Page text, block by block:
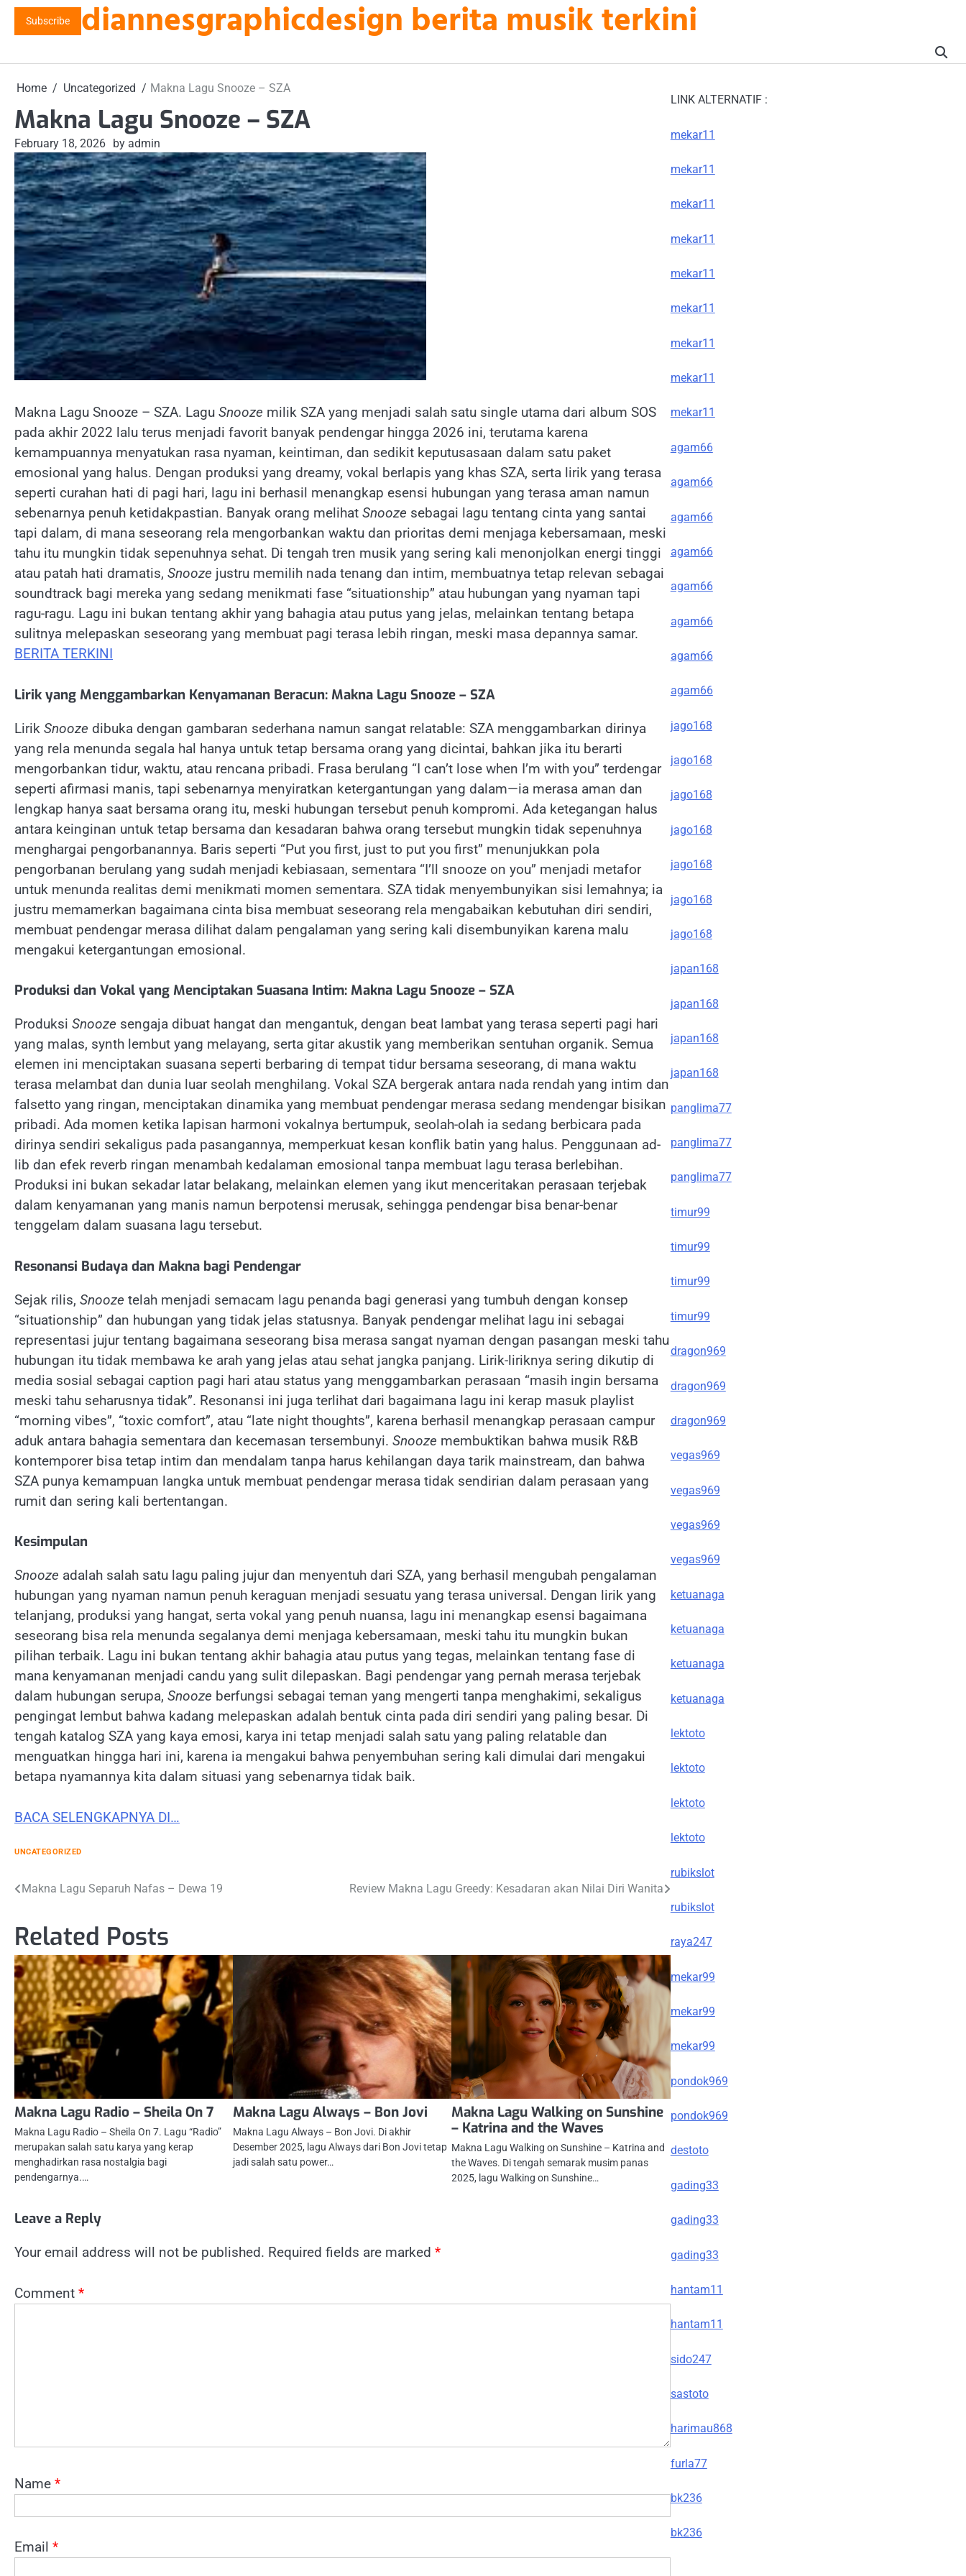
Skip
Subscribe diannesgraphicdesign berita musik terkini
Home Uncategorized Makna Lagu Snooze – SZA
Makna Lagu Snooze – SZA
February 18, 2026 by admin
Makna Lagu Snooze – SZA. Lagu Snooze milik SZA yang menjadi salah satu single utama dari album SOS
pada akhir 2022 lalu terus menjadi favorit banyak pendengar hingga 2026 ini, terutama karena
kemampuannya menyatukan rasa nyaman, keintiman, dan sedikit keputusasaan dalam satu paket
emosional yang halus. Dengan produksi yang dreamy, vokal berlapis yang khas SZA, serta lirik yang terasa
seperti curahan hati di pagi hari, lagu ini berhasil menangkap esensi hubungan yang terasa aman namun
sebenarnya penuh ketidakpastian. Banyak orang melihat Snooze sebagai lagu tentang cinta yang santai
tapi dalam, di mana seseorang rela mengorbankan waktu dan prioritas demi menjaga kebersamaan, meski
tahu itu mungkin tidak sepenuhnya sehat. Di tengah tren musik yang sering kali menonjolkan energi tinggi
atau patah hati dramatis, Snooze justru memilih nada tenang dan intim, membuatnya tetap relevan sebagai
soundtrack bagi mereka yang sedang menikmati fase “situationship” atau hubungan yang nyaman tapi
ragu-ragu. Lagu ini bukan tentang akhir yang bahagia atau putus yang jelas, melainkan tentang betapa
sulitnya melepaskan seseorang yang membuat pagi terasa lebih ringan, meski masa depannya samar.
BERITA TERKINI
Lirik yang Menggambarkan Kenyamanan Beracun: Makna Lagu Snooze – SZA
Lirik Snooze dibuka dengan gambaran sederhana namun sangat relatable: SZA menggambarkan dirinya
yang rela menunda segala hal hanya untuk tetap bersama orang yang dicintai, bahkan jika itu berarti
mengorbankan tidur, waktu, atau rencana pribadi. Frasa berulang “I can’t lose when I’m with you” terdengar
seperti afirmasi manis, tapi sebenarnya menyiratkan ketergantungan yang dalam—ia merasa aman dan
lengkap hanya saat bersama orang itu, meski hubungan tersebut penuh kompromi. Ada ketegangan halus
antara keinginan untuk tetap bersama dan kesadaran bahwa orang tersebut mungkin tidak sepenuhnya
menghargai pengorbanannya. Baris seperti “Put you first, just to put you first” menunjukkan pola
pengorbanan berulang yang sudah menjadi kebiasaan, sementara “I’ll snooze on you” menjadi metafor
untuk menunda realitas demi menikmati momen sementara. SZA tidak menyembunyikan sisi lemahnya; ia
justru memamerkan bagaimana cinta bisa membuat seseorang rela mengabaikan kebutuhan diri sendiri,
membuat pendengar merasa dilihat dalam pengalaman yang sering kali disembunyikan karena malu
mengakui ketergantungan emosional.
Produksi dan Vokal yang Menciptakan Suasana Intim: Makna Lagu Snooze – SZA
Produksi Snooze sengaja dibuat hangat dan mengantuk, dengan beat lambat yang terasa seperti pagi hari
yang malas, synth lembut yang melayang, serta gitar akustik yang memberikan sentuhan organik. Semua
elemen ini menciptakan suasana seperti berbaring di tempat tidur bersama seseorang, di mana waktu
terasa melambat dan dunia luar seolah menghilang. Vokal SZA bergerak antara nada rendah yang intim dan
falsetto yang ringan, menciptakan dinamika yang membuat pendengar merasa sedang mendengar bisikan
pribadi. Ada momen ketika lapisan harmoni vokalnya bertumpuk, seolah-olah ia sedang berbicara pada
dirinya sendiri sekaligus pada pasangannya, memperkuat kesan konflik batin yang halus. Penggunaan ad-
lib dan efek reverb ringan menambah kedalaman emosional tanpa membuat lagu terasa berlebihan.
Produksi ini bukan sekadar latar belakang, melainkan elemen yang ikut menceritakan perasaan terjebak
dalam kenyamanan yang manis namun berpotensi merusak, sehingga pendengar bisa benar-benar
tenggelam dalam suasana lagu tersebut.
Resonansi Budaya dan Makna bagi Pendengar
Sejak rilis, Snooze telah menjadi semacam lagu penanda bagi generasi yang tumbuh dengan konsep
“situationship” dan hubungan yang tidak jelas statusnya. Banyak pendengar melihat lagu ini sebagai
representasi jujur tentang bagaimana seseorang bisa merasa sangat nyaman dengan pasangan meski tahu
hubungan itu tidak membawa ke arah yang jelas atau sehat jangka panjang. Lirik-liriknya sering dikutip di
media sosial sebagai caption pagi hari atau status yang menggambarkan perasaan “masih ingin bersama
meski tahu seharusnya tidak”. Resonansi ini juga terlihat dari bagaimana lagu ini kerap masuk playlist
“morning vibes”, “toxic comfort”, atau “late night thoughts”, karena berhasil menangkap perasaan campur
aduk antara bahagia sementara dan kecemasan tersembunyi. Snooze membuktikan bahwa musik R&B
kontemporer bisa tetap intim dan mendalam tanpa harus kehilangan daya tarik mainstream, dan bahwa
SZA punya kemampuan langka untuk membuat pendengar merasa tidak sendirian dalam perasaan yang
rumit dan sering kali bertentangan.
Kesimpulan
Snooze adalah salah satu lagu paling jujur dan menyentuh dari SZA, yang berhasil mengubah pengalaman
hubungan yang nyaman namun penuh keraguan menjadi sesuatu yang terasa universal. Dengan lirik yang
telanjang, produksi yang hangat, serta vokal yang penuh nuansa, lagu ini menangkap esensi bagaimana
seseorang bisa rela menunda segalanya demi menjaga kebersamaan, meski tahu itu mungkin bukan
pilihan terbaik. Lagu ini bukan tentang akhir bahagia atau putus yang tegas, melainkan tentang fase di
mana kenyamanan menjadi candu yang sulit dilepaskan. Bagi pendengar yang pernah merasa terjebak
dalam hubungan serupa, Snooze berfungsi sebagai teman yang mengerti tanpa menghakimi, sekaligus
pengingat lembut bahwa kadang melepaskan adalah bentuk cinta pada diri sendiri yang paling besar. Di
tengah katalog SZA yang kaya emosi, karya ini tetap menjadi salah satu yang paling relatable dan
menguatkan hingga hari ini, karena ia mengakui bahwa penyembuhan sering kali dimulai dari mengakui
betapa nyamannya kita dalam situasi yang sebenarnya tidak baik.
BACA SELENGKAPNYA DI…
UNCATEGORIZED
Post
Makna Lagu Separuh Nafas – Dewa 19 Review Makna Lagu Greedy: Kesadaran akan Nilai Diri Wanita
Related Posts
Makna Lagu Radio – Sheila On 7
Makna Lagu Radio – Sheila On 7. Lagu “Radio”
merupakan salah satu karya yang kerap
menghadirkan rasa nostalgia bagi
pendengarnya.…
Makna Lagu Always – Bon Jovi
Makna Lagu Always – Bon Jovi. Di akhir
Desember 2025, lagu Always dari Bon Jovi tetap
jadi salah satu power…
Makna Lagu Walking on Sunshine
– Katrina and the Waves
Makna Lagu Walking on Sunshine – Katrina and
the Waves. Di tengah semarak musim panas
2025, lagu Walking on Sunshine…
Leave a Reply
Your email address will not be published. Required fields are marked *
Comment *
Name *
Email *
LINK ALTERNATIF :
mekar11
mekar11
mekar11
mekar11
mekar11
mekar11
mekar11
mekar11
mekar11
agam66
agam66
agam66
agam66
agam66
agam66
agam66
agam66
jago168
jago168
jago168
jago168
jago168
jago168
jago168
japan168
japan168
japan168
japan168
panglima77
panglima77
panglima77
timur99
timur99
timur99
timur99
dragon969
dragon969
dragon969
vegas969
vegas969
vegas969
vegas969
ketuanaga
ketuanaga
ketuanaga
ketuanaga
lektoto
lektoto
lektoto
lektoto
rubikslot
rubikslot
raya247
mekar99
mekar99
mekar99
pondok969
pondok969
destoto
gading33
gading33
gading33
hantam11
hantam11
sido247
sastoto
harimau868
furla77
bk236
bk236